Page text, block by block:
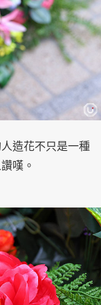
造花不只是一種
嘆。